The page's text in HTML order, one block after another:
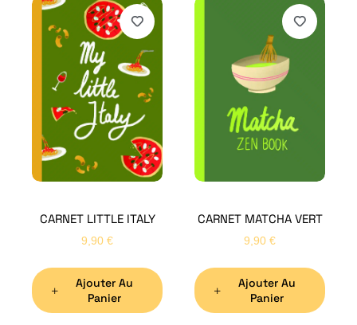
CARNET LITTLE ITALY
9,90 €
Ajouter Au
Panier
CARNET MATCHA VERT
9,90 €
Ajouter Au
Panier